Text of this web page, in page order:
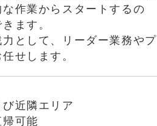
作業からスタートするの
ます。
として、リーダー業務やプ
せします。
近隣エリア
可能